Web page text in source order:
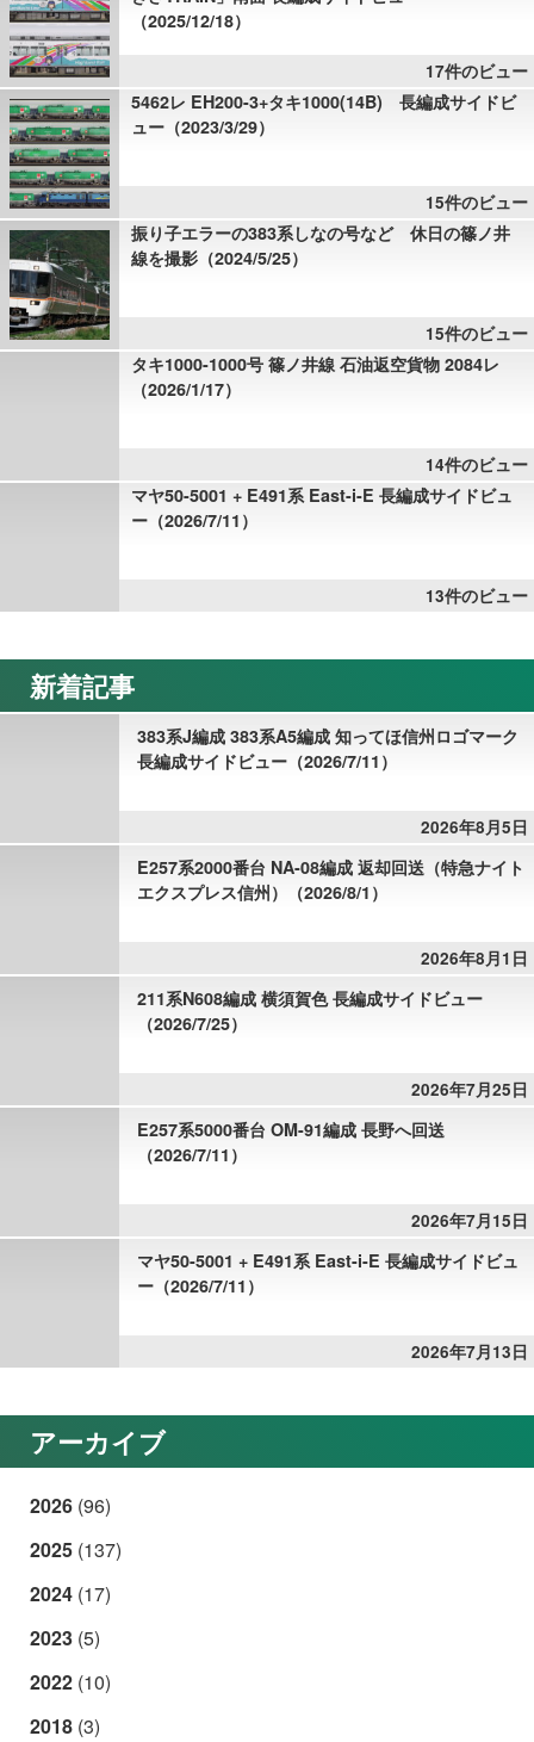
（2025/12/18）
17件のビュー
5462レ EH200-3+タキ1000(14B) 長編成サイドビ
ュー（2023/3/29）
15件のビュー
振り子エラーの383系しなの号など 休日の篠ノ井
線を撮影（2024/5/25）
15件のビュー
タキ1000-1000号 篠ノ井線 石油返空貨物 2084レ
（2026/1/17）
14件のビュー
マヤ50-5001 + E491系 East-i-E 長編成サイドビュ
ー（2026/7/11）
13件のビュー
新着記事
383系J編成 383系A5編成 知ってほ信州ロゴマーク
長編成サイドビュー（2026/7/11）
2026年8月5日
E257系2000番台 NA-08編成 返却回送（特急ナイト
エクスプレス信州）（2026/8/1）
2026年8月1日
211系N608編成 横須賀色 長編成サイドビュー
（2026/7/25）
2026年7月25日
E257系5000番台 OM-91編成 長野へ回送
（2026/7/11）
2026年7月15日
マヤ50-5001 + E491系 East-i-E 長編成サイドビュ
ー（2026/7/11）
2026年7月13日
アーカイブ
2026 (96)
2025 (137)
2024 (17)
2023 (5)
2022 (10)
2018 (3)